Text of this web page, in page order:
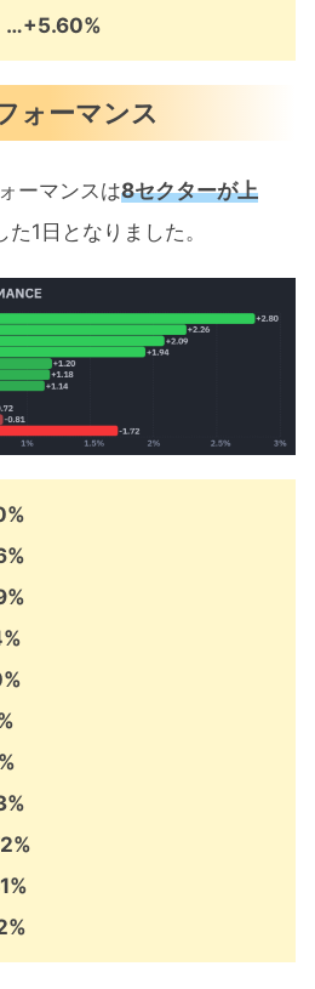
…+5.60%
ォーマンス
ーマンスは8セクターが上
た1日となりました。